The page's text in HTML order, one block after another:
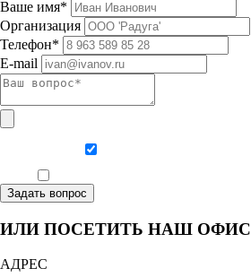
Ваше имя*
Организация
Телефон*
E-mail
Задать вопрос
ИЛИ ПОСЕТИТЬ НАШ ОФИС
АДРЕС